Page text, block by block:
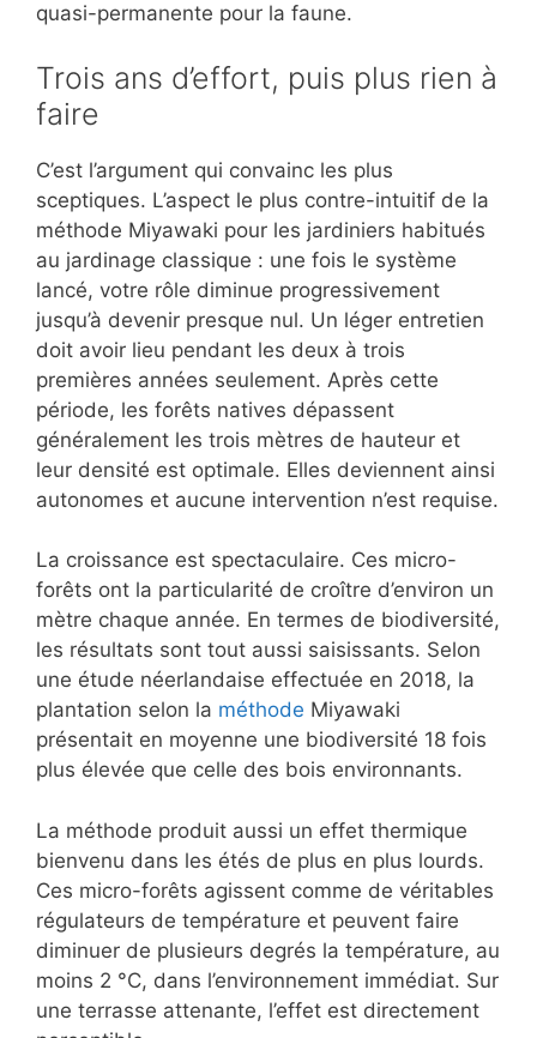
quasi-permanente pour la faune.
Trois ans d’effort, puis plus rien à
faire
C’est l’argument qui convainc les plus
sceptiques. L’aspect le plus contre-intuitif de la
méthode Miyawaki pour les jardiniers habitués
au jardinage classique : une fois le système
lancé, votre rôle diminue progressivement
jusqu’à devenir presque nul. Un léger entretien
doit avoir lieu pendant les deux à trois
premières années seulement. Après cette
période, les forêts natives dépassent
généralement les trois mètres de hauteur et
leur densité est optimale. Elles deviennent ainsi
autonomes et aucune intervention n’est requise.
La croissance est spectaculaire. Ces micro-
forêts ont la particularité de croître d’environ un
mètre chaque année. En termes de biodiversité,
les résultats sont tout aussi saisissants. Selon
une étude néerlandaise effectuée en 2018, la
plantation selon la méthode Miyawaki
présentait en moyenne une biodiversité 18 fois
plus élevée que celle des bois environnants.
La méthode produit aussi un effet thermique
bienvenu dans les étés de plus en plus lourds.
Ces micro-forêts agissent comme de véritables
régulateurs de température et peuvent faire
diminuer de plusieurs degrés la température, au
moins 2 °C, dans l’environnement immédiat. Sur
une terrasse attenante, l’effet est directement